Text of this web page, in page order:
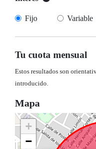
Fijo Variable
Tu cuota mensual
Estos resultados son
introducido.
Mapa
+
−